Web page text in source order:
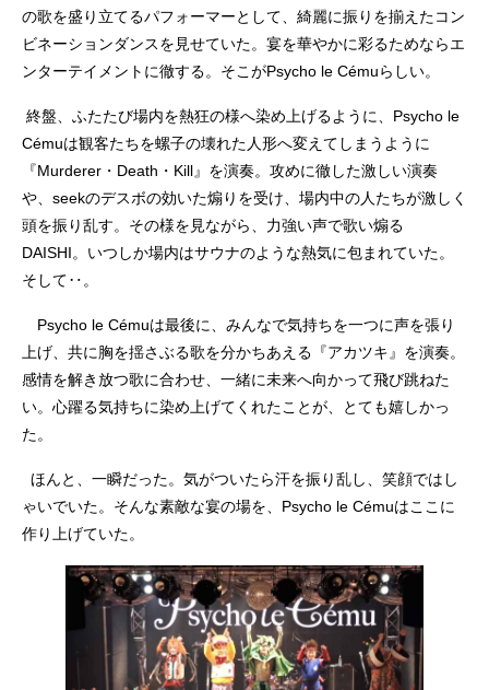
の歌を盛り立てるパフォーマーとして、綺麗に振りを揃えたコン
ビネーションダンスを見せていた。宴を華やかに彩るためならエ
ンターテイメントに徹する。そこがPsycho le Cémuらしい。
終盤、ふたたび場内を熱狂の様へ染め上げるように、Psycho le
Cémuは観客たちを螺子の壊れた人形へ変えてしまうように
『Murderer・Death・Kill』を演奏。攻めに徹した激しい演奏
や、seekのデスボの効いた煽りを受け、場内中の人たちが激しく
頭を振り乱す。その様を見ながら、力強い声で歌い煽る
DAISHI。いつしか場内はサウナのような熱気に包まれていた。
そして‥。
Psycho le Cémuは最後に、みんなで気持ちを一つに声を張り
上げ、共に胸を揺さぶる歌を分かちあえる『アカツキ』を演奏。
感情を解き放つ歌に合わせ、一緒に未来へ向かって飛び跳ねた
い。心躍る気持ちに染め上げてくれたことが、とても嬉しかっ
た。
ほんと、一瞬だった。気がついたら汗を振り乱し、笑顔ではし
ゃいでいた。そんな素敵な宴の場を、Psycho le Cémuはここに
作り上げていた。